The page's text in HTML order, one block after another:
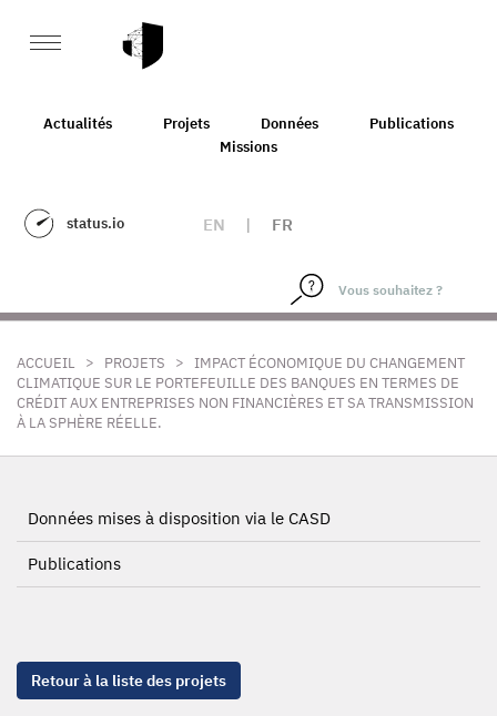
Actualités Projets Données
Publications
Missions
status.io EN | FR
ACCUEIL > PROJETS > IMPACT ÉCONOMIQUE DU CHANGEMENT
CLIMATIQUE SUR LE PORTEFEUILLE DES BANQUES EN TERMES DE
CRÉDIT AUX ENTREPRISES NON FINANCIÈRES ET SA TRANSMISSION
À LA SPHÈRE RÉELLE.
Données mises à disposition via le CASD
Publications
Retour à la liste des projets